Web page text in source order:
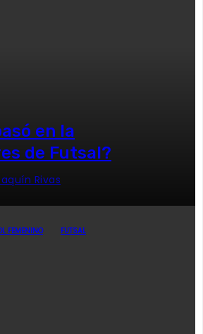
en la
de Futsal?
Rivas
FEMENINO FUTSAL